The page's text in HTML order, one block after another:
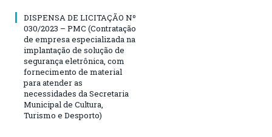
DISPENSA DE LICITAÇÃO Nº
030/2023 – PMC (Contratação
de empresa especializada na
implantação de solução de
segurança eletrônica, com
fornecimento de material
para atender as
necessidades da Secretaria
Municipal de Cultura,
Turismo e Desporto)